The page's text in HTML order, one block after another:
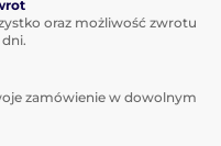
oraz możliwość zwrotu
zamówienie w dowolnym